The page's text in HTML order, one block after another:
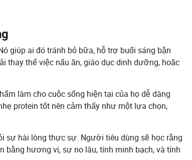
giúp ai đó tránh bỏ bữa, hỗ trợ buổi sáng bận
thay thế việc nấu ăn, giáo dục dinh dưỡng, hoặc
làm cho cuộc sống hiện tại của họ dễ dàng
protein tốt nên cảm thấy như một lựa chọn,
sự hài lòng thực sự. Người tiêu dùng sẽ học rằng
bằng hương vị, sự no lâu, tính minh bạch, và tính